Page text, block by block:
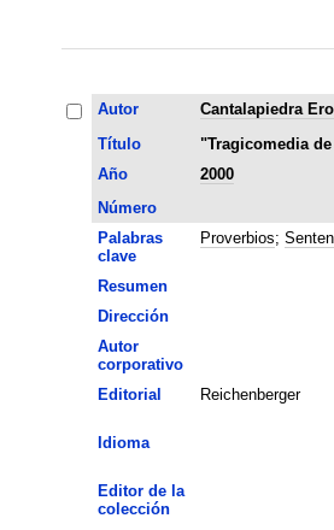
Autor
Cantalapiedra
Título
"Tragicomedia
Año
2000
Número
Palabras
clave
Proverbios;
Resumen
Dirección
Autor
corporativo
Editorial Reichenberger
Idioma
Editor de la
colección